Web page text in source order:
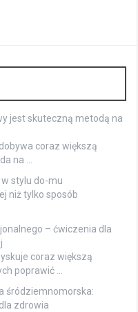
jest skuteczną metodą na
coraz większą
na …
stylu do-mu
niż tylko sposób
– ćwiczenia dla
coraz większą
poprawić …
śródziemnomorska:
zdrowia